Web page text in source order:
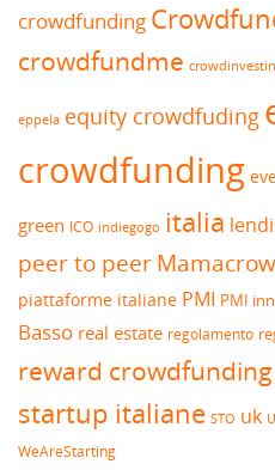
crowdfunding
crowdfundme
eppela equity crowdfuding
crowdfunding
green ICO indiegogo italia
peer to peer
piattaforme italiane PMI PMI
Basso real estate regolamento
reward crowdfunding
startup italiane STO uk
WeAreStarting